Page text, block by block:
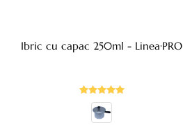
Ibric cu capac 250ml - Linea·PRO